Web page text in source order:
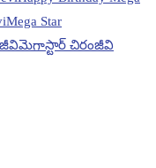
Mega Star
మెగాస్టార్ చిరంజీవి